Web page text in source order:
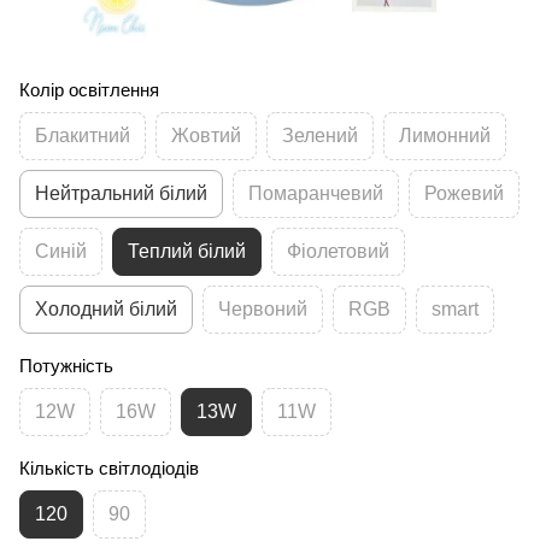
Колір освітлення
Блакитний Жовтий Зелений Лимонний
Нейтральний білий Помаранчевий Рожевий
Синій Теплий білий Фіолетовий
Холодний білий Червоний RGB smart
Потужність
12W 16W 13W 11W
Кількість світлодіодів
120 90